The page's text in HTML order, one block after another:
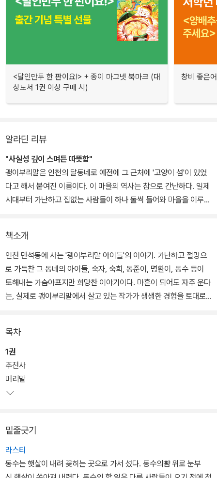
<달인만두 한 판이요!> + 종이 마그넷 북마크 (대
상도서 1권 이상 구매 시)
창비 좋은
알라딘 리뷰
"사실성 깊이 스며든 따뜻함"
괭이부리말은 인천의 달동네로 예전에 그 근처에 '고양이 섬'이 있었
다고 해서 붙여진 이름이다. 이 마을의 역사는 참으로 간난하다. 일제
시대부터 가난하고 집없는 사람들이 하나 둘씩 들어와 마을을 이루고
웠던 적이 없는 괭이부리말, 그곳에도 어린이들이 산다. 아이들은 대
체로 우울하게 보인다. 한참 까불어야 할 숙희.숙자 자매도 그렇다. 하
긴 빚때문에 엄마가 집을 나가고, 아버지는 매일 술에 취해 들어오시
는데 무엇이 즐겁겠는가. 둘은 오늘도 취한 아버지를 피해 친구집에
서 라면을 끓여 먹으며 시간을 보내고 있다. 동준이와 동수. 이 아이들
학생이 된 동준이는 얼마전까지 선생님 말씀 잘듣던 '착한 학생'의 모
습을 완전히 버려버렸다. 어린 동생만 자기에게 남겨두고 간 부모에
대한 배신감때문에. 동수는 그런 형이 무섭고 안타깝다. 하지만 어린
자신이 무엇을 할 수 있겠는가. 낙이 있다면 착한 숙자와 함께 노는 것
이다. 그런데 아이들만 우울한게 아니다. 괭이부리말 사람들은 애 어
영호는 삶의 지주였던 어머니를 잃었다. 언젠가는 호강시켜드리고 싶
다. 또 괭이부리말을 벗어나가겠다고 악착같이 공부해서 겨우 마을을
떠날 수 있었던 명희는 바라는 대로 초등학교 선생님이 되었지만, 하
책소개
인천 만석동에 사는 '괭이부리말 아이들'의 이야기. 가난하고 절망으
로 가득찬 그 동네의 아이들, 숙자, 숙희, 동준이, 명환이, 동수 등이
토해내는 가슴아프지만 희망찬 이야기이다. 마흔이 되어도 자주 운다
는, 실제로 괭이부리말에서 살고 있는 작가가 생생한 경험을 토대로
목차
1권
추천사
머리말
밑줄긋기
라스티
동수는 햇살이 내려 꽂히는 곳으로 가서 섰다. 동수의뺨 위로 눈부